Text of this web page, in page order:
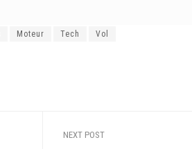
Moteur Tech Vol
NEXT POST